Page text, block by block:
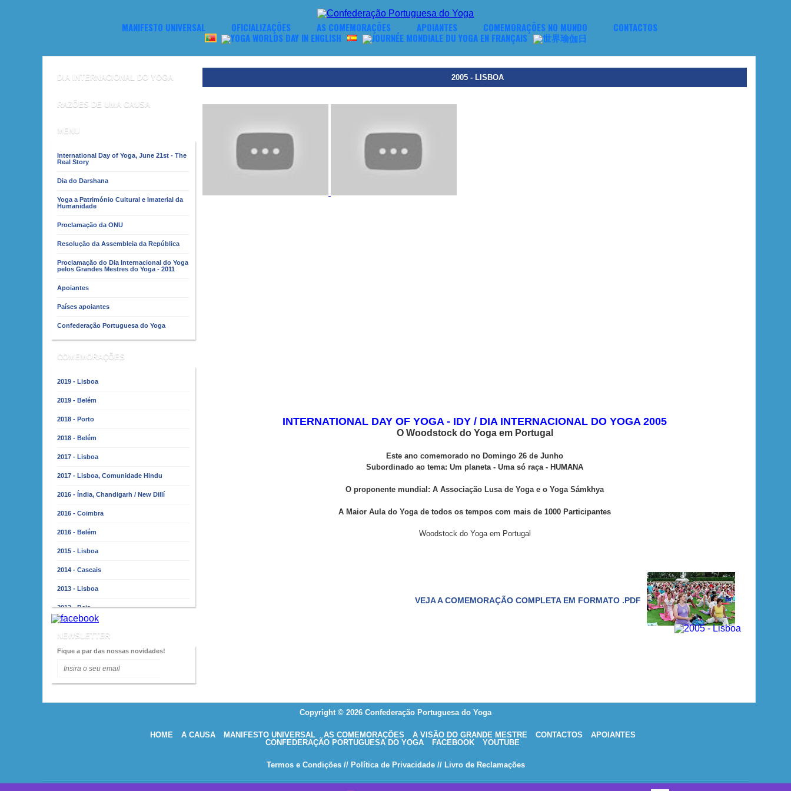
MANIFESTO UNIVERSAL OFICIALIZAÇÕES AS COMEMORAÇÕES APOIANTES COMEMORAÇÕES NO MUNDO CONTACTOS
DIA INTERNACIONAL DO YOGA
RAZÕES DE UMA CAUSA
MENU
International Day of Yoga, June 21st - The
Real Story
Dia do Darshana
Yoga a Património Cultural e Imaterial da
Humanidade
Proclamação da ONU
Resolução da Assembleia da República
Proclamação do Dia Internacional do Yoga
pelos Grandes Mestres do Yoga - 2011
Apoiantes
Países apoiantes
Confederação Portuguesa do Yoga
COMEMORAÇÕES
2019 - Lisboa
2019 - Belém
2018 - Porto
2018 - Belém
2017 - Lisboa
2017 - Lisboa, Comunidade Hindu
2016 - Índia, Chandigarh / New Dillí
2016 - Coimbra
2016 - Belém
2015 - Lisboa
2014 - Cascais
2013 - Lisboa
2012 - Beja
2008 - Porto
2007 - Lisboa
NEWSLETTER
Fique a par das nossas novidades!
2005 - LISBOA
INTERNATIONAL DAY OF YOGA - IDY / DIA INTERNACIONAL DO YOGA 2005
O Woodstock do Yoga em Portugal
Este ano comemorado no Domingo 26 de Junho
Subordinado ao tema: Um planeta - Uma só raça - HUMANA
O proponente mundial: A Associação Lusa de Yoga e o Yoga Sámkhya
A Maior Aula do Yoga de todos os tempos com mais de 1000 Participantes
Woodstock do Yoga em Portugal
VEJA A COMEMORAÇÃO COMPLETA EM FORMATO .PDF
Copyright © 2026 Confederação Portuguesa do Yoga
HOME A CAUSA MANIFESTO UNIVERSAL AS COMEMORAÇÕES A VISÃO DO GRANDE MESTRE CONTACTOS
APOIANTES
CONFEDERAÇÃO PORTUGUESA DO YOGA
FACEBOOK YOUTUBE
Termos e Condições // Política de Privacidade // Livro de Reclamações